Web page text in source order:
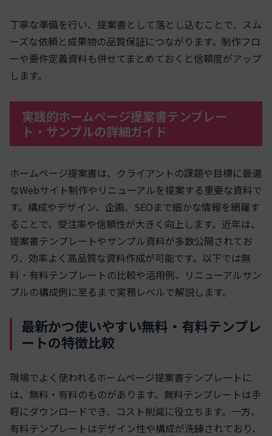
丁寧な準備を行い、提案書として落とし込むことで、スム
ーズな依頼と成果物の品質保証につながります。制作フロ
ーや要件定義資料も併せてまとめておくと信頼度がアップ
します。
実践的ホームページ提案書テンプレー
ト・サンプルの詳細ガイド
ホームページ提案書は、クライアントの課題や目標に最適
なWebサイト制作やリニューアルを提案する重要な資料で
す。構成やデザイン、企画、SEOまで細かな情報を網羅す
ることで、受注率や信頼性が大きく向上します。近年は、
提案書テンプレートやサンプル資料が多数公開されてお
り、効率よく高品質な資料作成が可能です。以下では無
料・有料テンプレートの比較や活用例、リニューアルサン
プルの構成例に至るまで実務レベルで解説します。
最新かつ使いやすい無料・有料テンプレ
ートの特徴比較
現場でよく使われるホームページ提案書テンプレートに
は、無料・有料のものがあります。無料テンプレートは手
軽にダウンロードでき、コスト削減に役立ちます。一方、
有料テンプレートはデザイン性や構成が洗練されており、